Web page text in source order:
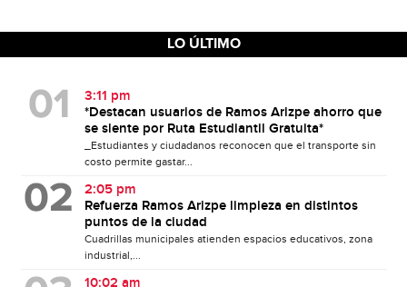
LO ÚLTIMO
3:11 pm
*Destacan usuarios de Ramos Arizpe ahorro que
se siente por Ruta Estudiantil Gratuita*
_Estudiantes y ciudadanos reconocen que el transporte sin
costo permite gastar...
2:05 pm
Refuerza Ramos Arizpe limpieza en distintos
puntos de la ciudad
Cuadrillas municipales atienden espacios educativos, zona
industrial,...
10:02 am